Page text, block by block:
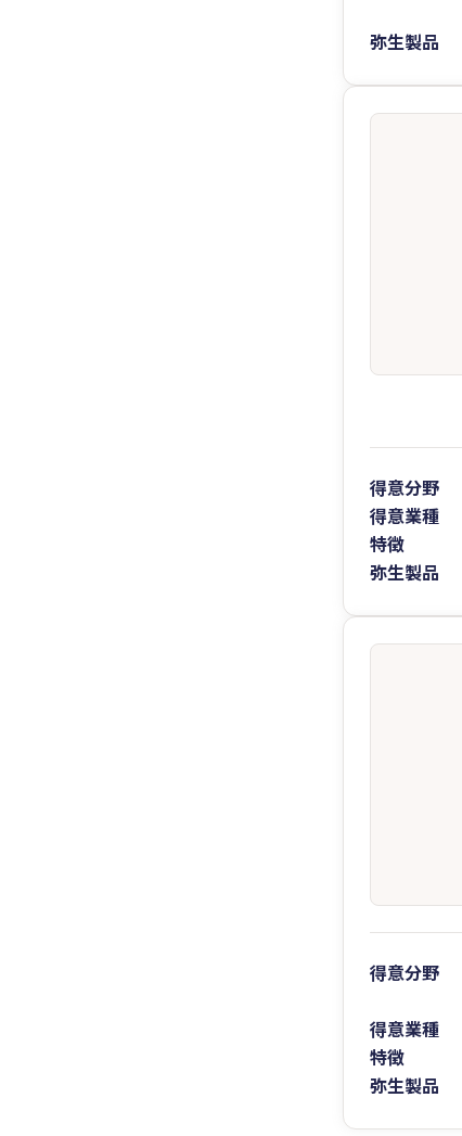
弥生製品
得意分野
得意業種
特徴
弥生製品
得意分野
得意業種
特徴
弥生製品